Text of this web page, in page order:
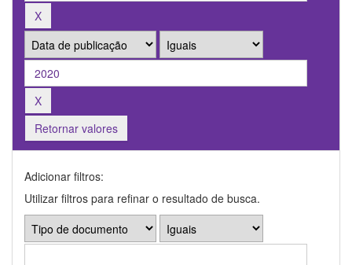
Retornar valores
Adicionar filtros:
Utilizar filtros para refinar o resultado de busca.